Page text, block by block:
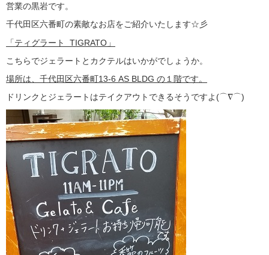
営業の黒岩です。
千代田区六番町の素敵なお店をご紹介いたします☆彡
「ティグラート TIGRATO」
こちらでジェラートとカクテルはいかがでしょうか。
場所は、千代田区六番町13-6 AS BLDG の１階です。
ドリンクとジェラートはテイクアウトできるそうですよ(⌒∇⌒)